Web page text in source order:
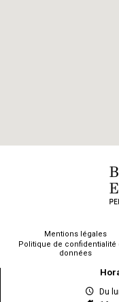
Mentions légales
Politique de confidentialité
données
Du